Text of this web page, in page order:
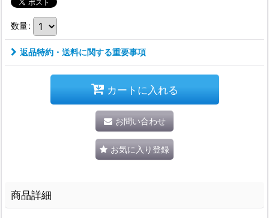
数量:
返品特約・送料に関する重要事項
カートに入れる
お問い合わせ
お気に入り登録
商品詳細